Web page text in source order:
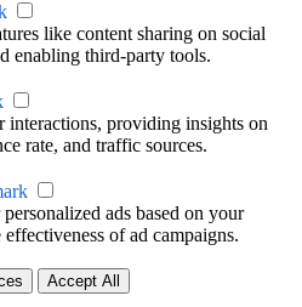
like content sharing on social
enabling third-party tools.
providing insights on
rate, and traffic sources.
ads based on your
of ad campaigns.
Accept All